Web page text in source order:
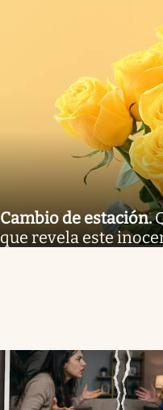
Cambio de estación.
que revela este